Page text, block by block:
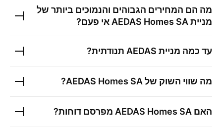
מה הם המחירים הגבוהים והנמוכים ביותר של
מניית AEDAS Homes SA אי פעם?
עד כמה מניית AEDAS תנודתית?
מה שווי השוק של AEDAS Homes SA
?
האם AEDAS Homes SA מפרסם דוחות?